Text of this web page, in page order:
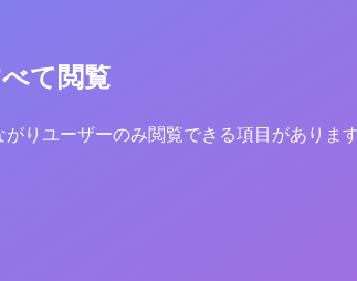
て閲覧
がりユーザーのみ閲覧できる項目がありま